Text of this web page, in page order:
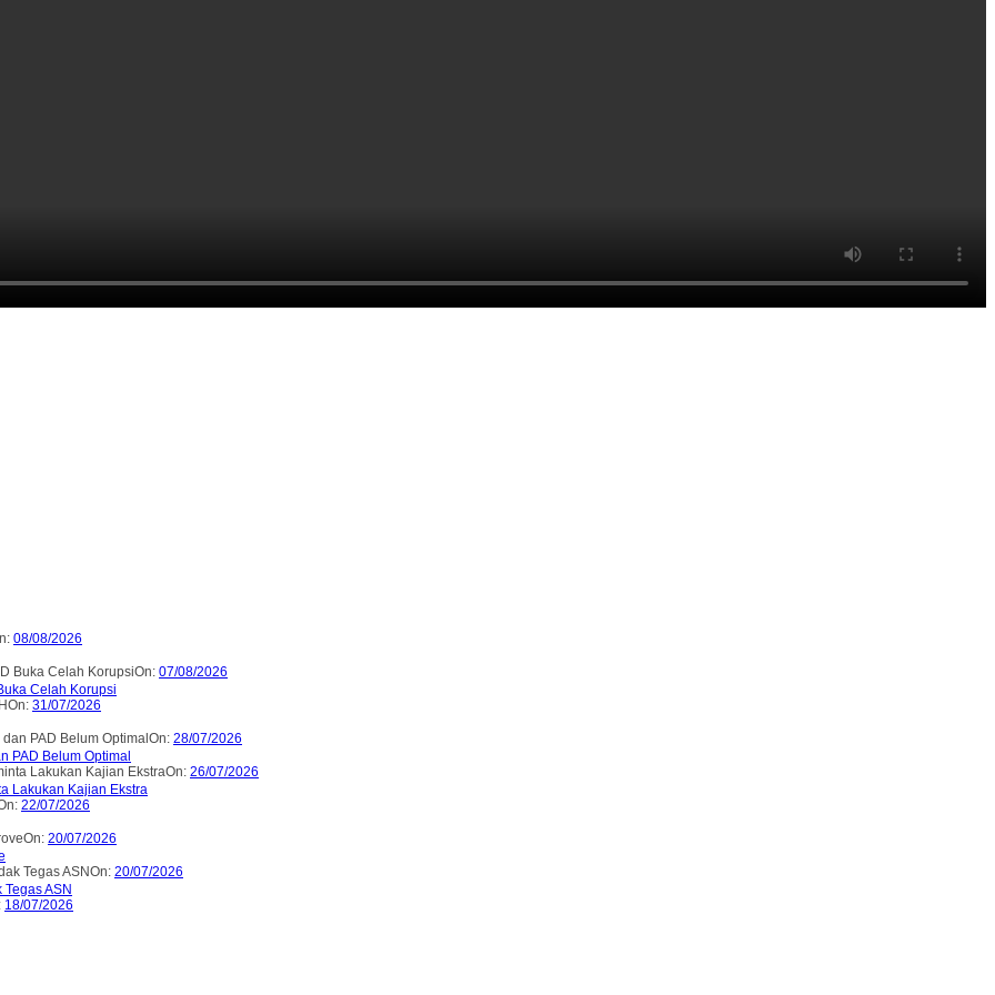
08/08/2026
On: 07/08/2026
Celah Korupsi
On: 31/07/2026
On: 28/07/2026
PAD Belum Optimal
On: 26/07/2026
Lakukan Kajian Ekstra
22/07/2026
On: 20/07/2026
On: 20/07/2026
ASN
18/07/2026